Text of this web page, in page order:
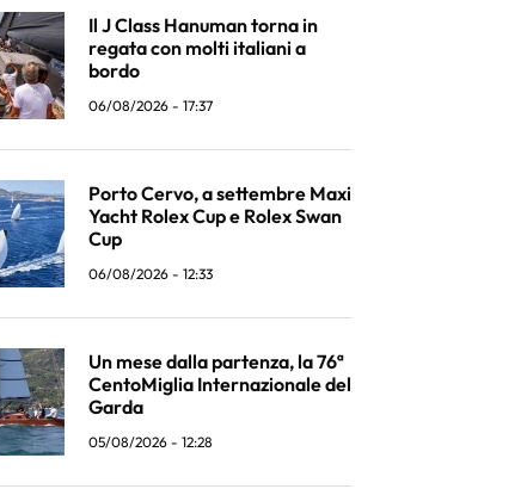
Il J Class Hanuman torna in
regata con molti italiani a
bordo
06/08/2026 - 17:37
Porto Cervo, a settembre Maxi
Yacht Rolex Cup e Rolex Swan
Cup
06/08/2026 - 12:33
Un mese dalla partenza, la 76ª
CentoMiglia Internazionale del
Garda
05/08/2026 - 12:28